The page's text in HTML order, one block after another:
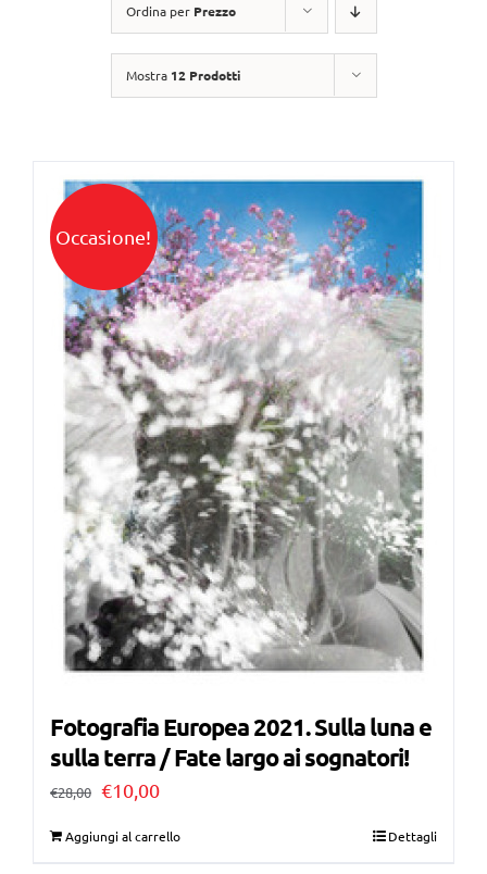
Ordina per Prezzo
Mostra 12 Prodotti
Occasione!
Fotografia Europea 2021. Sulla luna e
sulla terra / Fate largo ai sognatori!
€28,00 Il
€10,00Il
Aggiungi al carrello Dettagli